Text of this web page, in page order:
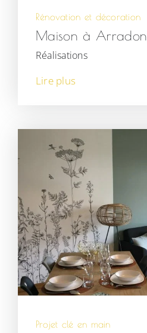
Rénovation et décoration
Maison à Arradon
Réalisations
Lire plus
Projet clé en main